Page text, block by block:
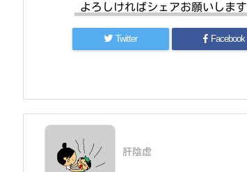
よろしければシェアお願いします
Twitter Facebook
肝陰虚